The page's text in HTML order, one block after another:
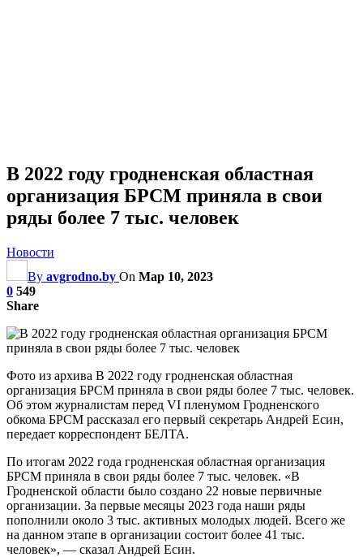
В 2022 году гродненская областная
организация БРСМ приняла в свои
ряды более 7 тыс. человек
Новости
By avgrodno.by On Мар 10, 2023
0 549
Share
Фото из архива В 2022 году гродненская областная
организация БРСМ приняла в свои ряды более 7 тыс. человек.
Об этом журналистам перед VI пленумом Гродненского
обкома БРСМ рассказал его первый секретарь Андрей Есин,
передает корреспондент БЕЛТА.
По итогам 2022 года гродненская областная организация
БРСМ приняла в свои ряды более 7 тыс. человек. «В
Гродненской области было создано 22 новые первичные
организации. За первые месяцы 2023 года наши ряды
пополнили около 3 тыс. активных молодых людей. Всего же
на данном этапе в организации состоит более 41 тыс.
человек», — сказал Андрей Есин.